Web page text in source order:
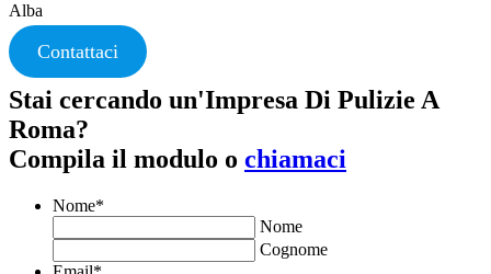
Alba
Contattaci
Stai cercando un'Impresa Di Pulizie A
Roma?
Compila il modulo o chiamaci
Nome*
Nome
Cognome